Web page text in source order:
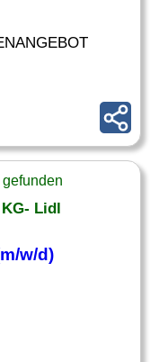
Lidl
w/d)